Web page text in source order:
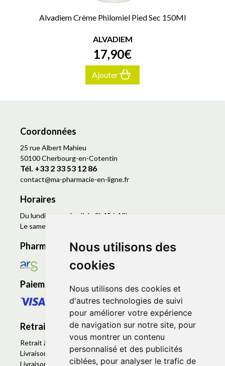
Nous utilisons des
cookies
Nous utilisons des cookies et
d'autres technologies de suivi
pour améliorer votre expérience
de navigation sur notre site, pour
vous montrer un contenu
personnalisé et des publicités
ciblées, pour analyser le trafic de
Alvadiem Crème Philomiel Pied Sec 150Ml
ALVADIEM
17,90€
Ajouter
Coordonnées
25 rue Albert Mahieu
50100 Cherbourg-en-Cotentin
Tél. +33 2 33 53 12 86
contact@ma-pharmacie-en-ligne.fr
Horaires
Du lundi au vendredi de 8h45 à 19h
Le samedi de 9h à 19h
Pharmacie en ligne agréée
Paiement sécurisé
Retrait - Livraison
Retrait à la pharmacie - Click & Collect
Livraison en Point Relais
Livraison à domicile